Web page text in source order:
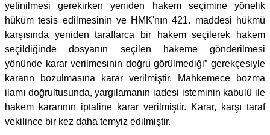
yetinilmesi gerekirken yeniden hakem seçimine yönelik
hüküm tesis edilmesinin ve HMK'nın 421. maddesi hükmü
karşısında yeniden taraflarca bir hakem seçilerek hakem
seçildiğinde dosyanın seçilen hakeme gönderilmesi
yönünde karar verilmesinin doğru görülmediği” gerekçesiyle
kararın bozulmasına karar verilmiştir. Mahkemece bozma
ilamı doğrultusunda, yargılamanın iadesi isteminin kabulü ile
hakem kararının iptaline karar verilmiştir. Karar, karşı taraf
vekilince bir kez daha temyiz edilmiştir.